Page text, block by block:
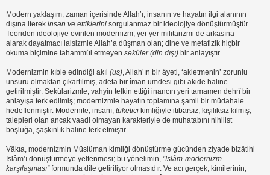
Modern yaklaşım, zaman içerisinde Allah’ı, insanın ve hayatın ilgi alanının
dışına iterek insan ve ettiklerini sorgulanmaz bir ideolojiye dönüştürmüştür.
Teoriden ideolojiye evirilen modernizm, yer yer militarizmi de arkasına
alarak dayatmacı laisizmle Allah’a düşman olan; dine ve metafizik hiçbir
okuma biçimine tahammül etmeyen seküler (din dışı) bir anlayıştır.
Modernizmin kıble edindiği akıl (us), Allah’ın bir âyeti, ‘akletmenin’ zorunlu
unsuru olmaktan çıkartılmış, adeta bir îman umdesi gibi akide haline
getirilmiştir. Sekülarizmle, vahyin telkin ettiği inancın yeri tamamen dehrî bir
anlayışa terk edilmiş; modernizmle hayatın toplamına şamil bir müdahale
hedeflenmiştir. Modernite, insanı, tüketici kimliğiyle itibarsız, kişiliksiz kılmış;
talepleri olan ancak vaadi olmayan karakteriyle de muhatabını nihilist
boşluğa, şaşkınlık haline terk etmiştir.
Vâkıa, modernizmin Müslüman kimliği dönüştürme gücünden ziyade bizâtihi
İslâm’ı dönüştürmeye yeltenmesi; bu yönelimin, ”İslâm-modernizm
karşılaşması”formunda dile getiriliyor olmasıdır. Ve acı gerçek, kimilerinin,